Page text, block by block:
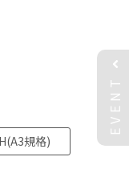
規格)
EVENT